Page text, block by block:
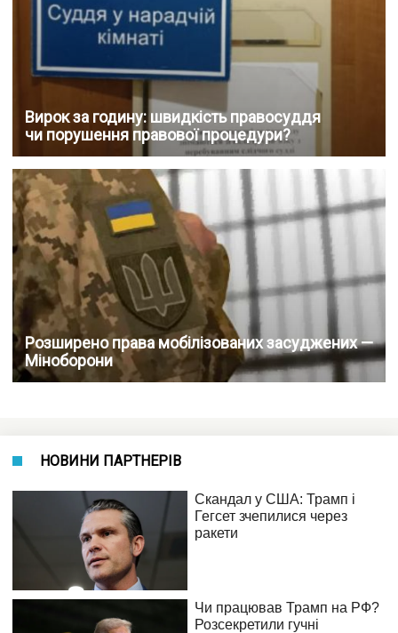
Вирок за годину: швидкість правосуддя
чи порушення правової процедури?
Розширено права мобілізованих засуджених —
Міноборони
НОВИНИ ПАРТНЕРІВ